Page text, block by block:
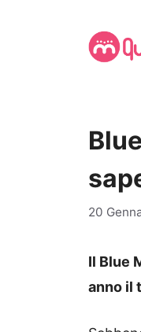
20
Il Blue
anno il